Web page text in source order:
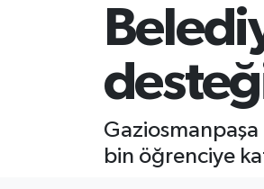
Gaziosmanpaşa
bin öğrenciye